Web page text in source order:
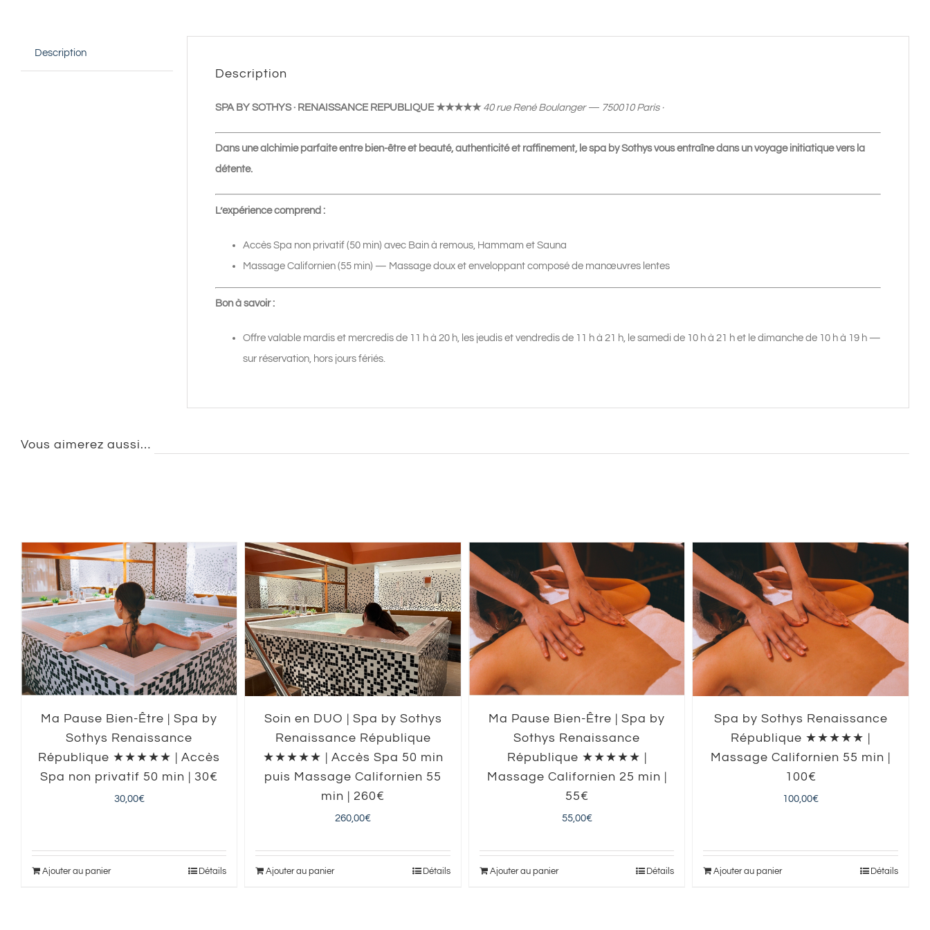
55
Description
Description
SPA BY SOTHYS · RENAISSANCE REPUBLIQUE ★★★★★ 40 rue René Boulanger — 750010 Paris ·
Dans une alchimie parfaite entre bien-être et beauté, authenticité et raffinement, le spa by Sothys vous entraîne dans un voyage initiatique vers la
détente.
L’expérience comprend :
Accès Spa non privatif (50 min) avec Bain à remous, Hammam et Sauna
Massage Californien (55 min) — Massage doux et enveloppant composé de manœuvres lentes
Bon à savoir :
Offre valable mardis et mercredis de 11 h à 20 h, les jeudis et vendredis de 11 h à 21 h, le samedi de 10 h à 21 h et le dimanche de 10 h à 19 h —
sur réservation, hors jours fériés.
Vous aimerez aussi…
Ma Pause Bien-Être | Spa by
Sothys Renaissance
République ★★★★★ | Accès
Spa non privatif 50 min | 30€
30,00€
Ajouter au panier Détails
Soin en DUO | Spa by Sothys
Renaissance République
★★★★★ | Accès Spa 50 min
puis Massage Californien 55
min | 260€
260,00€
Ajouter au panier Détails
Ma Pause Bien-Être | Spa by
Sothys Renaissance
République ★★★★★ |
Massage Californien 25 min |
55€
55,00€
Ajouter au panier Détails
Spa by Sothys Renaissance
République ★★★★★ |
Massage Californien 55 min |
100€
100,00€
Ajouter au panier Détails